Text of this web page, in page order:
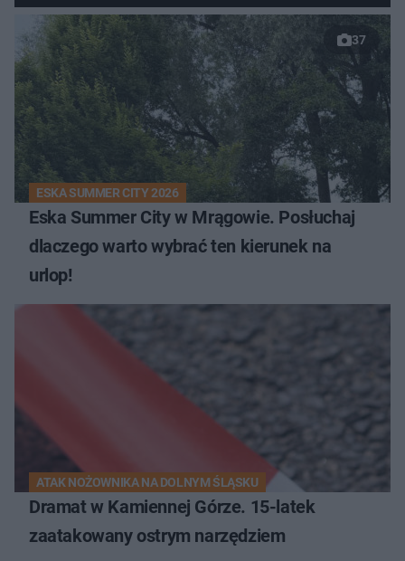
37
ESKA SUMMER CITY 2026
Eska Summer City w Mrągowie. Posłuchaj
dlaczego warto wybrać ten kierunek na
urlop!
ATAK NOŻOWNIKA NA DOLNYM ŚLĄSKU
Dramat w Kamiennej Górze. 15-latek
zaatakowany ostrym narzędziem